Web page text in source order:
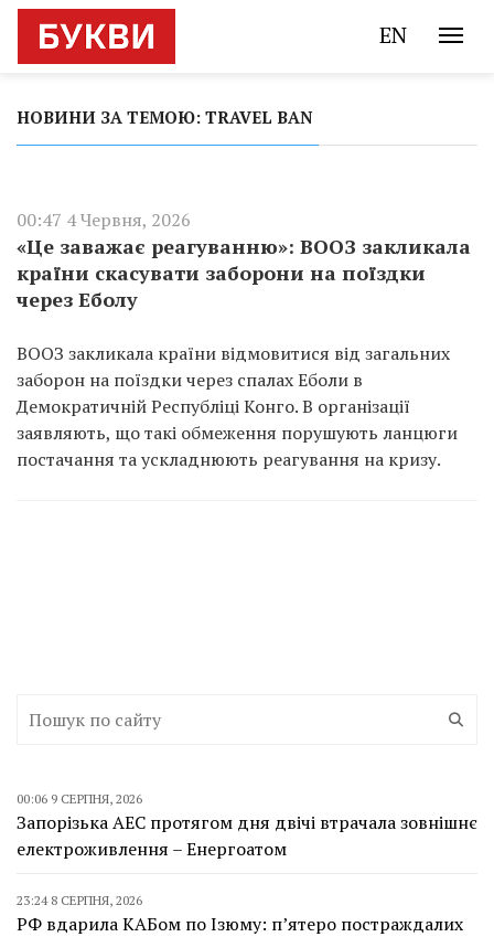
EN
НОВИНИ ЗА ТЕМОЮ: TRAVEL BAN
00:47 4 Червня, 2026
«Це заважає реагуванню»: ВООЗ закликала
країни скасувати заборони на поїздки
через Еболу
ВООЗ закликала країни відмовитися від загальних
заборон на поїздки через спалах Еболи в
Демократичній Республіці Конго. В організації
заявляють, що такі обмеження порушують ланцюги
постачання та ускладнюють реагування на кризу.
00:06 9 СЕРПНЯ, 2026
Запорізька АЕС протягом дня двічі втрачала зовнішнє
електроживлення – Енергоатом
23:24 8 СЕРПНЯ, 2026
РФ вдарила КАБом по Ізюму: п’ятеро постраждалих